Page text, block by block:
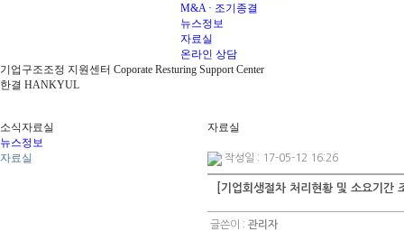
M&A · 조기종결
뉴스정보
자료실
온라인 상담
기업구조조정 지원센터 Coporate Resturing Support Center
한결 HANKYUL
소식자료실
뉴스정보
자료실
자료실
작성일 : 17-05-12 16:26
[기업회생절차 처리현황 및 소요기
글쓴이 : 관리자